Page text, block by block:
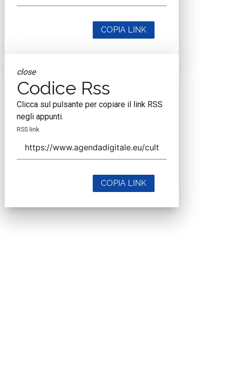
COPIA LINK
close
Codice Rss
Clicca sul pulsante per copiare il link RSS
negli appunti.
RSS link
COPIA LINK